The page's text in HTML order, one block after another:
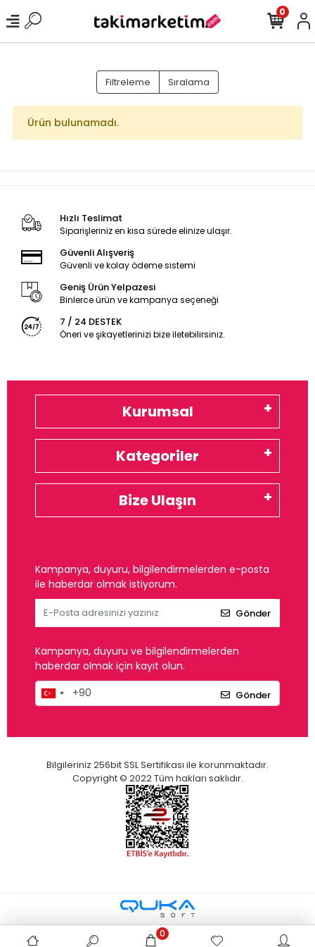
0
Filtreleme Sıralama
Ürün bulunamadı.
Hızlı Teslimat
Siparişleriniz en kısa sürede elinize ulaşır.
Güvenli Alışveriş
Güvenli ve kolay ödeme sistemi
Geniş Ürün Yelpazesi
Binlerce ürün ve kampanya seçeneği
7 / 24 DESTEK
Öneri ve şikayetlerinizi bize iletebilirsiniz.
Kurumsal
Kategoriler
Bize Ulaşın
Kampanya, duyuru, bilgilendirmelerden e-posta
ile haberdar olmak istiyorum.
Gönder
Kampanya, duyuru ve bilgilendirmelerden
haberdar olmak için kayıt olun.
Gönder
Bilgileriniz 256bit SSL Sertifikası ile korunmaktadır.
Copyright © 2022 Tüm hakları saklıdır.
0